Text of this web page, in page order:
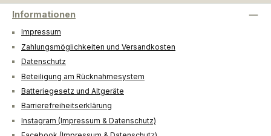
Informationen
Impressum
Zahlungsmöglichkeiten und Versandkosten
Datenschutz
Beteiligung am Rücknahmesystem
Batteriegesetz und Altgeräte
Barrierefreiheitserklärung
Instagram (Impressum & Datenschutz)